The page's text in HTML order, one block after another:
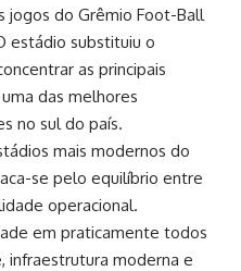
jogos do Grêmio Foot-Ball
estádio substituiu o
as principais
das melhores
no sul do país.
mais modernos do
se pelo equilíbrio entre
operacional.
em praticamente todos
infraestrutura moderna e